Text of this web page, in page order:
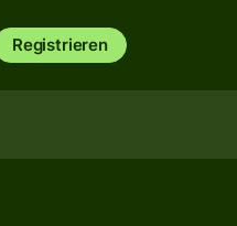
Registrieren